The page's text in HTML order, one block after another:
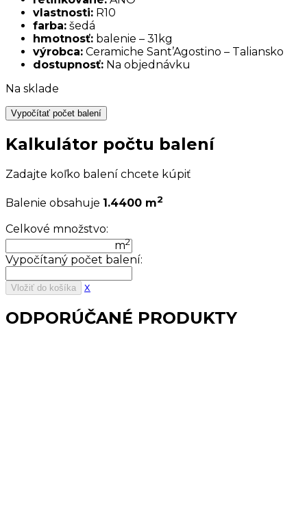
vlastnosti: R10
farba: šedá
hmotnosť: balenie – 31kg
výrobca: Ceramiche Sant’Agostino – Taliansko
dostupnosť: Na objednávku
Na sklade
Vypočítať počet balení
Kalkulátor počtu balení
Zadajte koľko balení chcete kúpiť
Balenie obsahuje 1.4400 m2
Celkové množstvo:
m2
Vypočítaný počet balení:
Vložiť do košíka x
ODPORÚČANÉ PRODUKTY